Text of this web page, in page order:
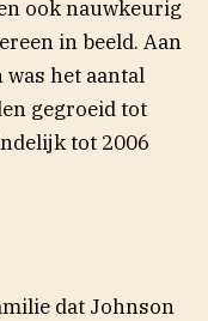
ook nauwkeurig
in beeld. Aan
was het aantal
gegroeid tot
tot 2006
dat Johnson